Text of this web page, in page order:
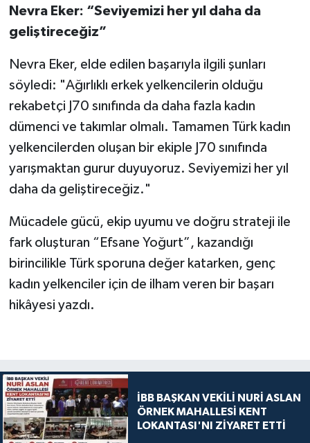
Nevra Eker: “Seviyemizi her yıl daha da
geliştireceğiz”
Nevra Eker, elde edilen başarıyla ilgili şunları
söyledi: "Ağırlıklı erkek yelkencilerin olduğu
rekabetçi J70 sınıfında da daha fazla kadın
dümenci ve takımlar olmalı. Tamamen Türk kadın
yelkencilerden oluşan bir ekiple J70 sınıfında
yarışmaktan gurur duyuyoruz. Seviyemizi her yıl
daha da geliştireceğiz."
Mücadele gücü, ekip uyumu ve doğru strateji ile
fark oluşturan “Efsane Yoğurt”, kazandığı
birincilikle Türk sporuna değer katarken, genç
kadın yelkenciler için de ilham veren bir başarı
hikâyesi yazdı.
İBB BAŞKAN VEKİLİ NURİ ASLAN
ÖRNEK MAHALLESİ KENT
LOKANTASI'NI ZİYARET ETTİ